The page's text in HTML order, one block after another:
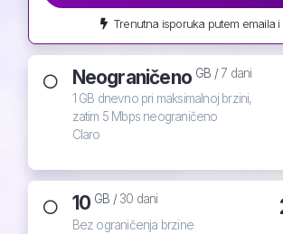
Trenutna isporuka putem emaila i
Neograničeno GB /7 dani
1 GB dnevno pri maksimalnoj brzini,
zatim 5 Mbps neograničeno
Claro
10 GB /30 dani
Bez ograničenja brzine